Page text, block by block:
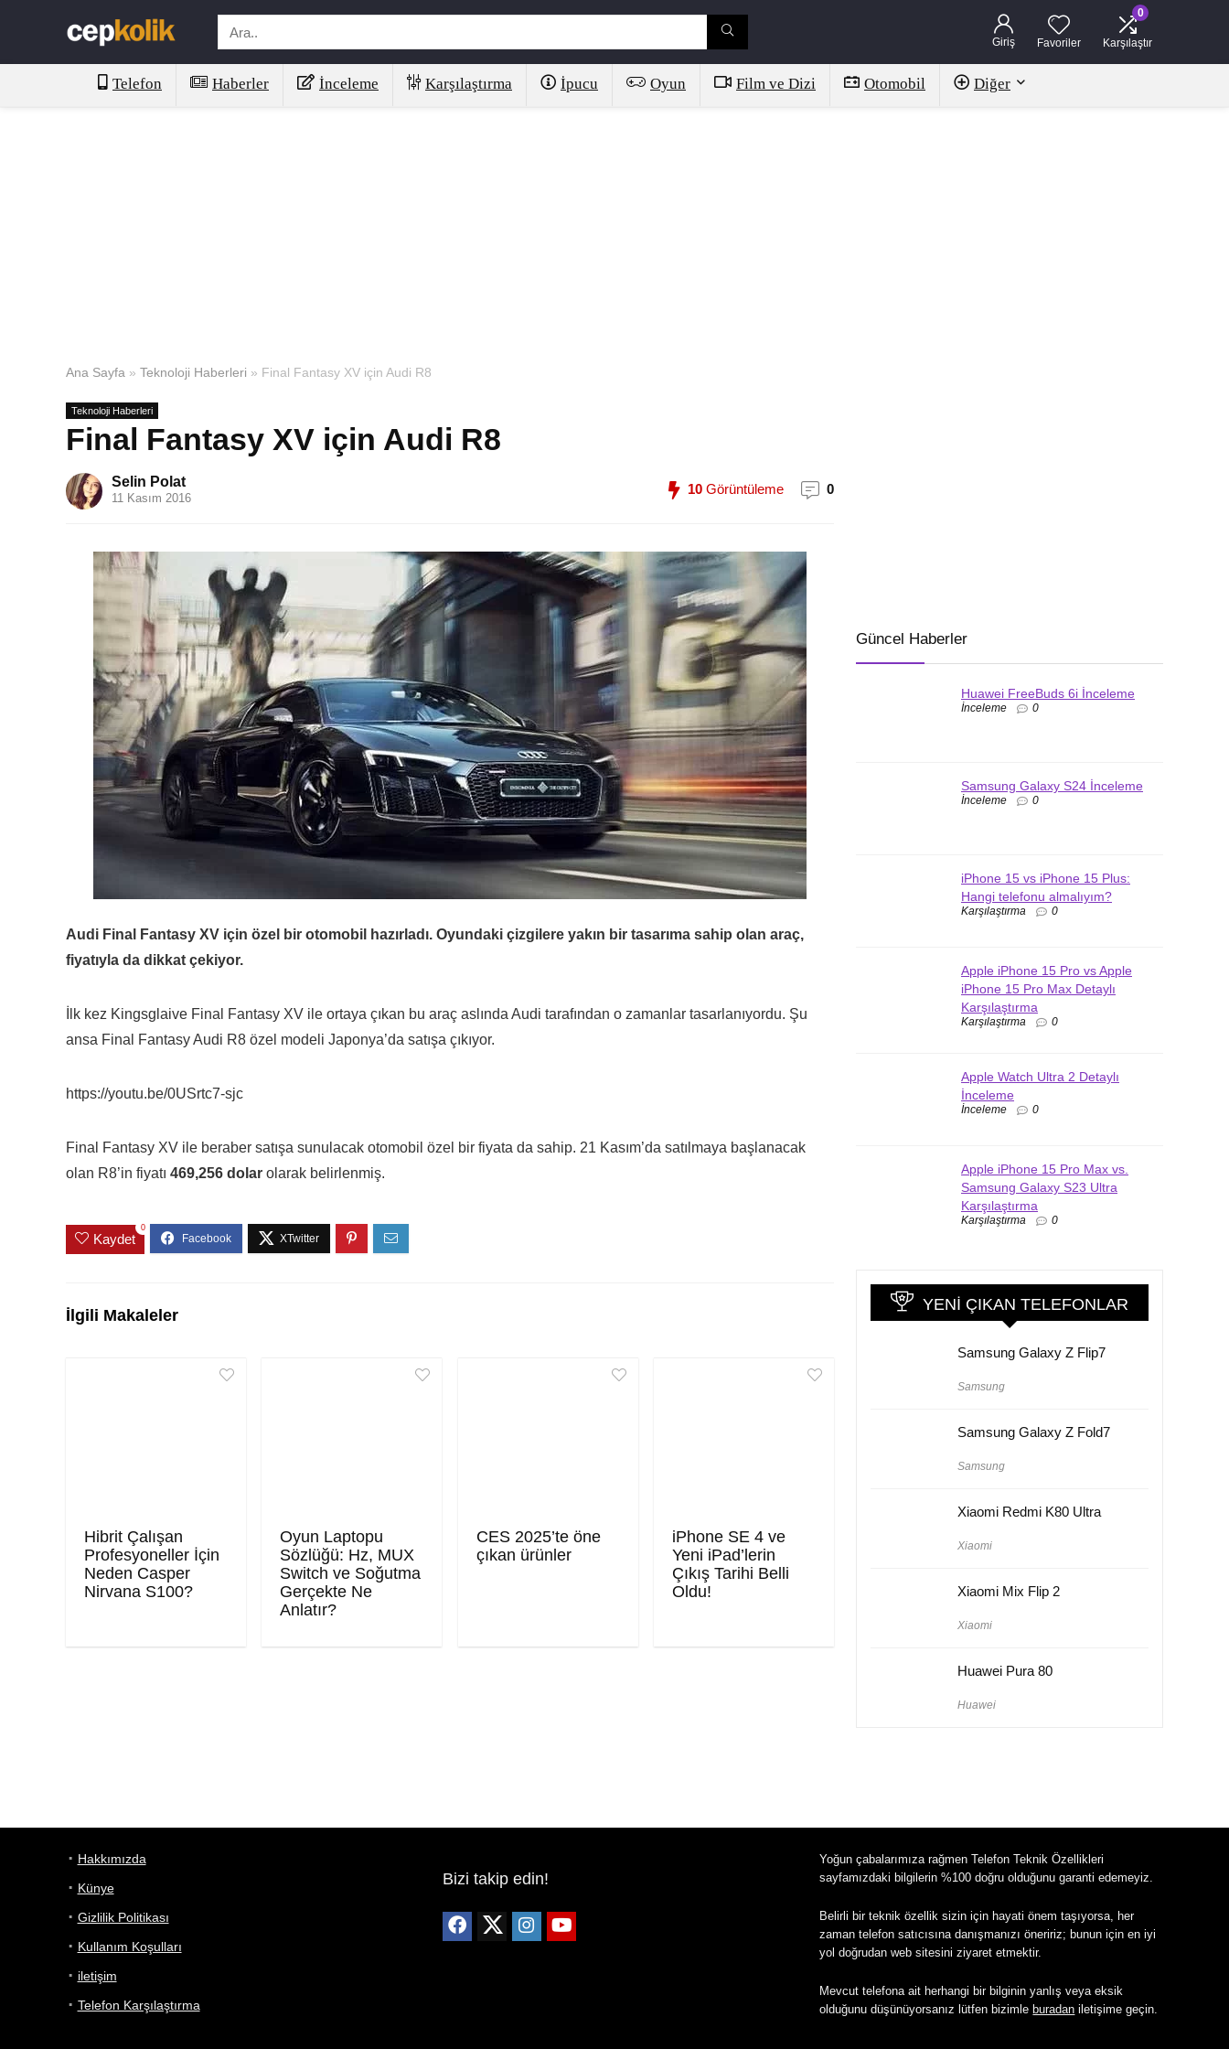
Giriş Favoriler
0
Karşılaştır
Telefon Haberler İnceleme Karşılaştırma İpucu Oyun Film ve Dizi Otomobil Diğer
Ana Sayfa » Teknoloji Haberleri » Final Fantasy XV için Audi R8
Teknoloji Haberleri
Final Fantasy XV için Audi R8
Selin Polat
11 Kasım 2016
10 Görüntüleme 0
Audi Final Fantasy XV için özel bir otomobil hazırladı. Oyundaki çizgilere yakın bir tasarıma sahip olan araç,
fiyatıyla da dikkat çekiyor.
İlk kez Kingsglaive Final Fantasy XV ile ortaya çıkan bu araç aslında Audi tarafından o zamanlar tasarlanıyordu. Şu
ansa Final Fantasy Audi R8 özel modeli Japonya’da satışa çıkıyor.
https://youtu.be/0USrtc7-sjc
Final Fantasy XV ile beraber satışa sunulacak otomobil özel bir fiyata da sahip. 21 Kasım’da satılmaya başlanacak
olan R8’in fiyatı 469,256 dolar olarak belirlenmiş.
Kaydet
0
İlgili Makaleler
Hibrit Çalışan
Profesyoneller İçin
Neden Casper
Nirvana S100?
Oyun Laptopu
Sözlüğü: Hz, MUX
Switch ve Soğutma
Gerçekte Ne
Anlatır?
CES 2025’te öne
çıkan ürünler
iPhone SE 4 ve
Yeni iPad’lerin
Çıkış Tarihi Belli
Oldu!
Güncel Haberler
Huawei FreeBuds 6i İnceleme
İnceleme 0
Samsung Galaxy S24 İnceleme
İnceleme 0
iPhone 15 vs iPhone 15 Plus:
Hangi telefonu almalıyım?
Karşılaştırma 0
Apple iPhone 15 Pro vs Apple
iPhone 15 Pro Max Detaylı
Karşılaştırma
Karşılaştırma 0
Apple Watch Ultra 2 Detaylı
İnceleme
İnceleme 0
Apple iPhone 15 Pro Max vs.
Samsung Galaxy S23 Ultra
Karşılaştırma
Karşılaştırma 0
YENI ÇIKAN TELEFONLAR
Samsung Galaxy Z Flip7
Samsung
Samsung Galaxy Z Fold7
Samsung
Xiaomi Redmi K80 Ultra
Xiaomi
Xiaomi Mix Flip 2
Xiaomi
Huawei Pura 80
Huawei
Hakkımızda
Künye
Gizlilik Politikası
Kullanım Koşulları
iletişim
Telefon Karşılaştırma
Bizi takip edin!
Yoğun çabalarımıza rağmen Telefon Teknik Özellikleri
sayfamızdaki bilgilerin %100 doğru olduğunu garanti edemeyiz.
Belirli bir teknik özellik sizin için hayati önem taşıyorsa, her
zaman telefon satıcısına danışmanızı öneririz; bunun için en iyi
yol doğrudan web sitesini ziyaret etmektir.
Mevcut telefona ait herhangi bir bilginin yanlış veya eksik
olduğunu düşünüyorsanız lütfen bizimle buradan iletişime geçin.